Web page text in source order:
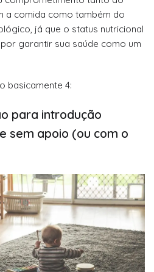
a comida como também do
já que o status nutricional
garantir sua saúde como um
basicamente 4:
para introdução
sem apoio (ou com o